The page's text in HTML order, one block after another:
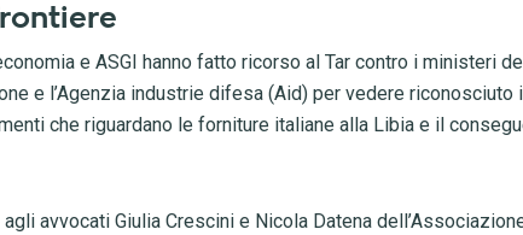
e ASGI hanno fatto ricorso al Tar contro i ministeri
e l’Agenzia industrie difesa (Aid) per vedere riconosciuto
che riguardano le forniture italiane alla Libia e il
avvocati Giulia Crescini e Nicola Datena